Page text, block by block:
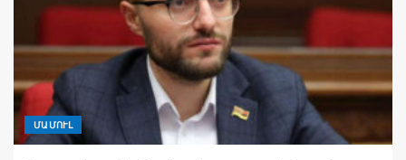
ՄԱՄՈՒԼ